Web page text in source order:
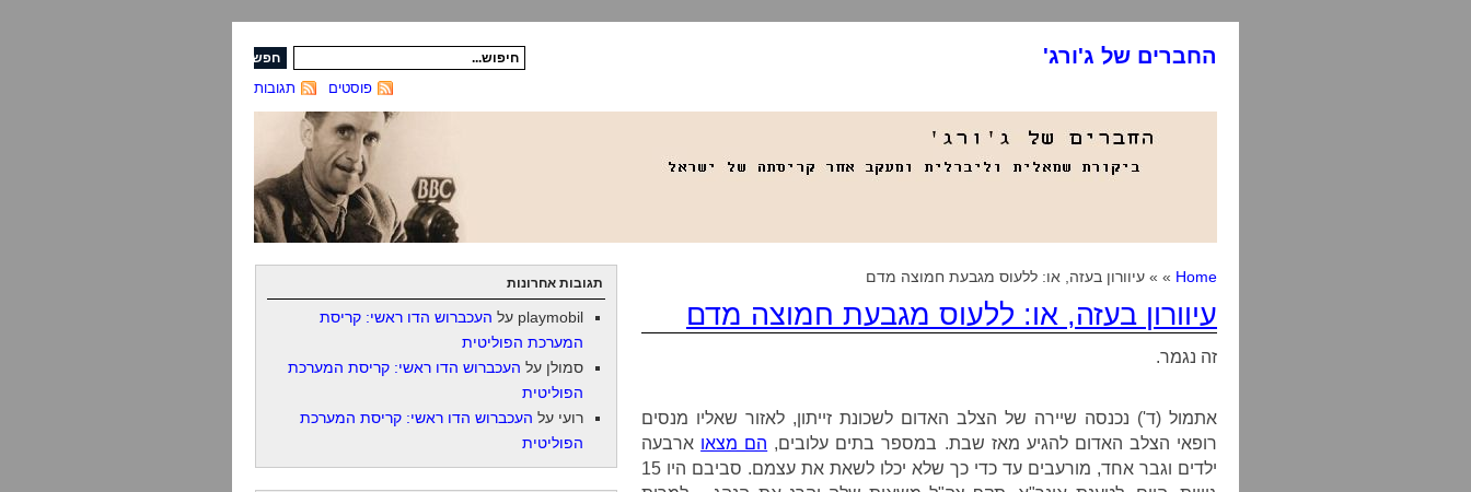
החברים של ג'ורג'
תגובות פוסטים
Home » » עיוורון בעזה, או: ללעוס מגבעת חמוצה מדם
עיוורון בעזה, או: ללעוס מגבעת חמוצה מדם
זה נגמר.
אתמול (ד') נכנסה שיירה של הצלב האדום לשכונת זייתון, לאזור שאליו מנסים
רופאי הצלב האדום להגיע מאז שבת. במספר בתים עלובים, הם מצאו ארבעה
ילדים וגבר אחד, מורעבים עד כדי כך שלא יכלו לשאת את עצמם. סביבם היו 15
תגובות אחרונות
playmobil על העכברוש הדו ראשי: קריסת
המערכת הפוליטית
סמולן על העכברוש הדו ראשי: קריסת המערכת
הפוליטית
רועי על העכברוש הדו ראשי: קריסת המערכת
הפוליטית